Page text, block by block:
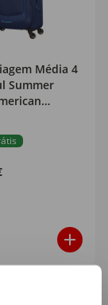
Média 4
Summer